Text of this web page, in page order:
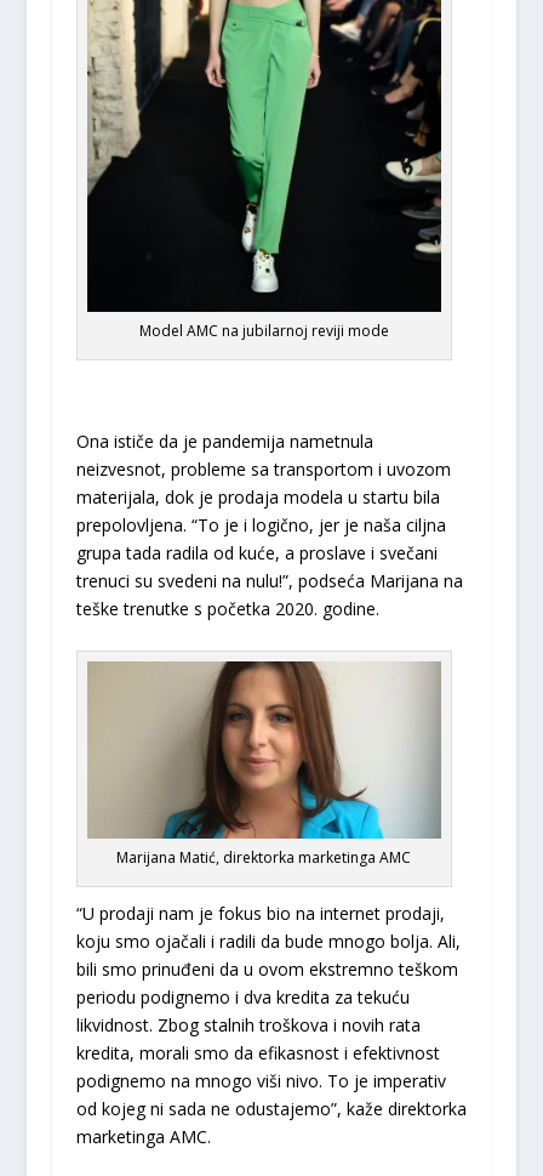
Model AMC na jubilarnoj reviji mode
Ona ističe da je pandemija nametnula
neizvesnot, probleme sa transportom i uvozom
materijala, dok je prodaja modela u startu bila
prepolovljena. “To je i logično, jer je naša ciljna
grupa tada radila od kuće, a proslave i svečani
trenuci su svedeni na nulu!”, podseća Marijana na
teške trenutke s početka 2020. godine.
Marijana Matić, direktorka marketinga AMC
“U prodaji nam je fokus bio na internet prodaji,
koju smo ojačali i radili da bude mnogo bolja. Ali,
bili smo prinuđeni da u ovom ekstremno teškom
periodu podignemo i dva kredita za tekuću
likvidnost. Zbog stalnih troškova i novih rata
kredita, morali smo da efikasnost i efektivnost
podignemo na mnogo viši nivo. To je imperativ
od kojeg ni sada ne odustajemo”, kaže direktorka
marketinga AMC.